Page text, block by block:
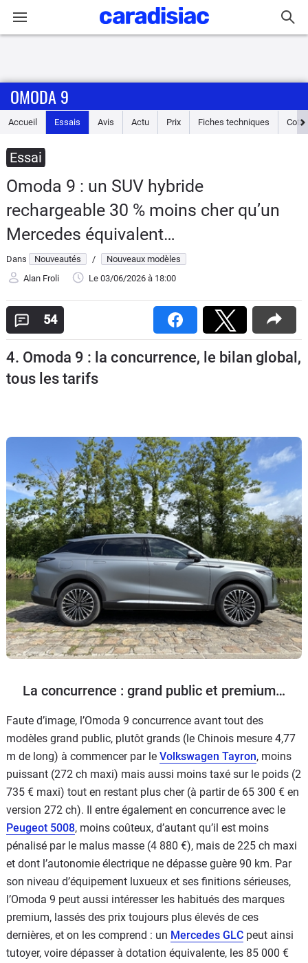
Accueil
Essais
Guide
d'achat
Electriques
Flottes
Auto
Services
Marques
OMODA 9
Accueil Essais Avis Actu Prix Fiches techniques Cote
Essai
Omoda 9 : un SUV hybride
rechargeable 30 % moins cher qu’un
Mercedes équivalent…
Dans Nouveautés /
Nouveaux modèles
Alan Froli
Le 03/06/2026 à 18:00
54
4. Omoda 9 : la concurrence, le bilan global,
tous les tarifs
La concurrence : grand public et premium…
Faute d’image, l’Omoda 9 concurrence avant tout des
modèles grand public, plutôt grands (le Chinois mesure 4,77
m de long) à commencer par le Volkswagen Tayron, moins
puissant (272 ch maxi) mais aussi moins taxé sur le poids (2
735 € maxi) tout en restant plus cher (à partir de 65 300 € en
version 272 ch). Il entre également en concurrence avec le
Peugeot 5008, moins coûteux, d’autant qu’il est moins
pénalisé par le malus masse (4 880 €), mais de 225 ch maxi
et dont l’autonomie électrique ne dépasse guère 90 km. Par
son niveau d’équipement luxueux et ses finitions sérieuses,
l’Omoda 9 peut aussi intéresser les habitués des marques
premium, lassés des prix toujours plus élevés de ces
dernières, et on les comprend : un Mercedes GLC peut ainsi
tutoyer, voire dépasser à dotation équivalente, les 85 000 €